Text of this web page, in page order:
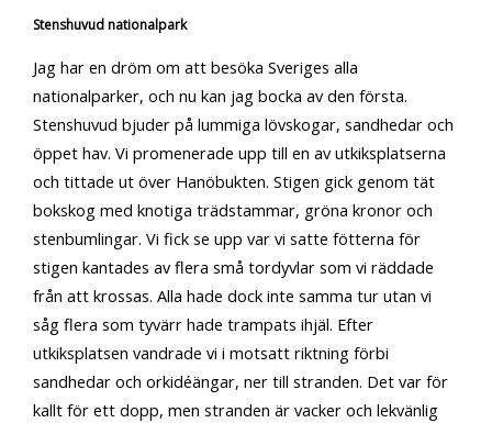
Stenshuvud nationalpark
Jag har en dröm om att besöka Sveriges alla
nationalparker, och nu kan jag bocka av den första.
Stenshuvud bjuder på lummiga lövskogar, sandhedar och
öppet hav. Vi promenerade upp till en av utkiksplatserna
och tittade ut över Hanöbukten. Stigen gick genom tät
bokskog med knotiga trädstammar, gröna kronor och
stenbumlingar. Vi fick se upp var vi satte fötterna för
stigen kantades av flera små tordyvlar som vi räddade
från att krossas. Alla hade dock inte samma tur utan vi
såg flera som tyvärr hade trampats ihjäl. Efter
utkiksplatsen vandrade vi i motsatt riktning förbi
sandhedar och orkidéängar, ner till stranden. Det var för
kallt för ett dopp, men stranden är vacker och lekvänlig